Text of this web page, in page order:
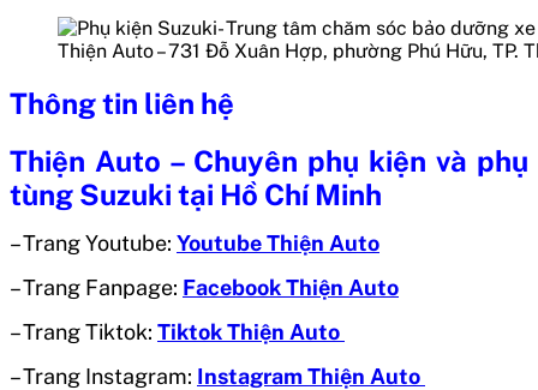
Thiện Auto – 731 Đỗ Xuân Hợp, phường Phú Hữu, TP.
Thông tin liên hệ
Thiện Auto – Chuyên phụ kiện và phụ
tùng Suzuki tại Hồ Chí Minh
– Trang Youtube: Youtube Thiện Auto
– Trang Fanpage: Facebook Thiện Auto
– Trang Tiktok: Tiktok Thiện Auto
– Trang Instagram: Instagram Thiện Auto